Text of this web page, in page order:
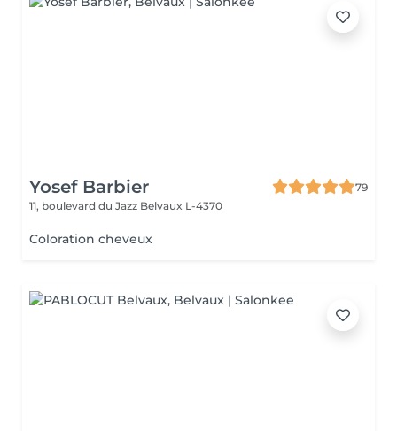
Yosef Barbier
79
11, boulevard du Jazz Belvaux L-4370
Coloration cheveux